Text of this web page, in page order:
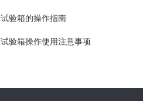
验箱的操作指南
验箱操作使用注意事项